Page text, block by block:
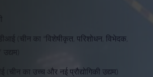
(चीन का “विशेषीकृत, परिशोधन, विभेदक,
उद्यम)
(चीन का उच्च और नई प्रौद्योगिकी उद्यम)